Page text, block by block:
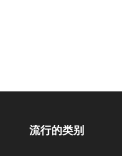
流行的类别